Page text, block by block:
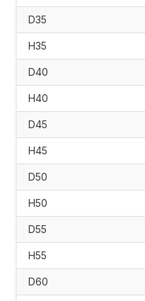
D35
H35
D40
H40
D45
H45
D50
H50
D55
H55
D60